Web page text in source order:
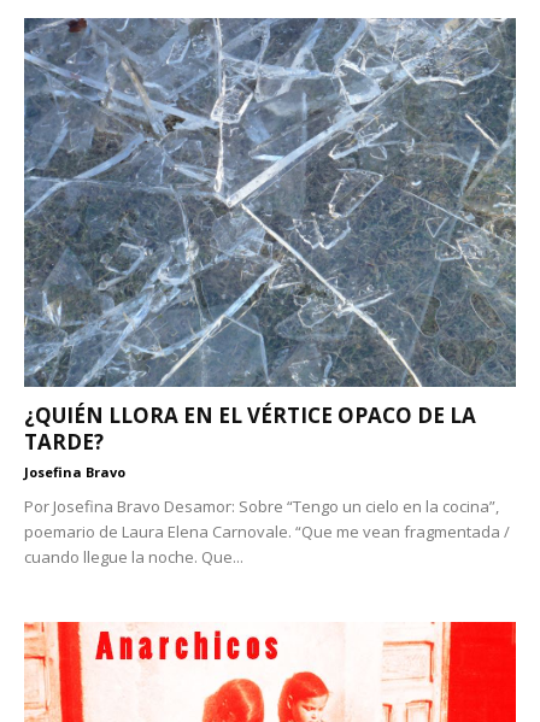
¿QUIÉN LLORA EN EL VÉRTICE OPACO DE LA
TARDE?
Josefina Bravo
Por Josefina Bravo Desamor: Sobre “Tengo un cielo en la cocina”,
poemario de Laura Elena Carnovale. “Que me vean fragmentada /
cuando llegue la noche. Que...